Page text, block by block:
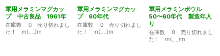
軍用メラミンマグカッ
プ 中古良品 1961年
在庫数 0 売り切れまし
た！ m(_ _)m
軍用メラミンマグカッ
プ 60年代
在庫数 0 売り切れまし
た！ m(_ _)m
軍用メラミンボウル
50〜60年代 製造年入
り
在庫数 0 売り切れまし
た！ m(_ _)m